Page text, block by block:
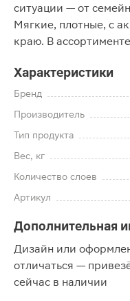
ситуации — от
Мягкие, плотные, с
краю. В
Характеристики
Бренд
Производитель
Тип продукта
Вес, кг
Количество слоев
Артикул
Дополнительная
Дизайн или
отличаться —
сейчас в наличии